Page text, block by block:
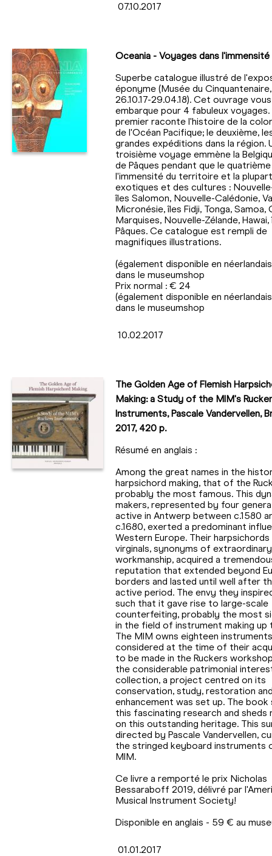
07.10.2017
Oceania - Voyages dans l'immensité
Superbe catalogue illustré de
éponyme (Musée du Cinquantenaire,
26.10.17-29.04.18). Cet ouvrage vous
embarque pour 4 fabuleux voyages.
premier raconte l'histoire de la
de l'Océan Pacifique; le deuxième,
grandes expéditions dans la région.
troisième voyage emmène la
de Pâques pendant que le
l'immensité du territoire et la
exotiques et des cultures :
îles Salomon, Nouvelle-Calédonie,
Micronésie, îles Fidji, Tonga, Samoa,
Marquises, Nouvelle-Zélande, Hawai,
Pâques. Ce catalogue est rempli de
magnifiques illustrations.
(également disponible en
dans le museumshop
Prix normal : € 24
(également disponible en
dans le museumshop
10.02.2017
The Golden Age of Flemish
Making: a Study of the MIM's
Instruments, Pascale Vandervellen,
2017, 420 p.
Résumé en anglais :
Among the great names in the
harpsichord making, that of the
probably the most famous. This
makers, represented by four
active in Antwerp between c.1580
c.1680, exerted a predominant
Western Europe. Their harpsichords
virginals, synonyms of extraordinary
workmanship, acquired a
reputation that extended beyond
borders and lasted until well after
active period. The envy they
such that it gave rise to large-scale
counterfeiting, probably the most
in the field of instrument making up
The MIM owns eighteen instruments
considered at the time of their
to be made in the Ruckers
the considerable patrimonial
collection, a project centred on its
conservation, study, restoration
enhancement was set up. The book
this fascinating research and sheds
on this outstanding heritage. This
directed by Pascale Vandervellen,
the stringed keyboard instruments
MIM.
Ce livre a remporté le prix Nicholas
Bessaraboff 2019, délivré par
Musical Instrument Society!
Disponible en anglais - 59 € au
01.01.2017